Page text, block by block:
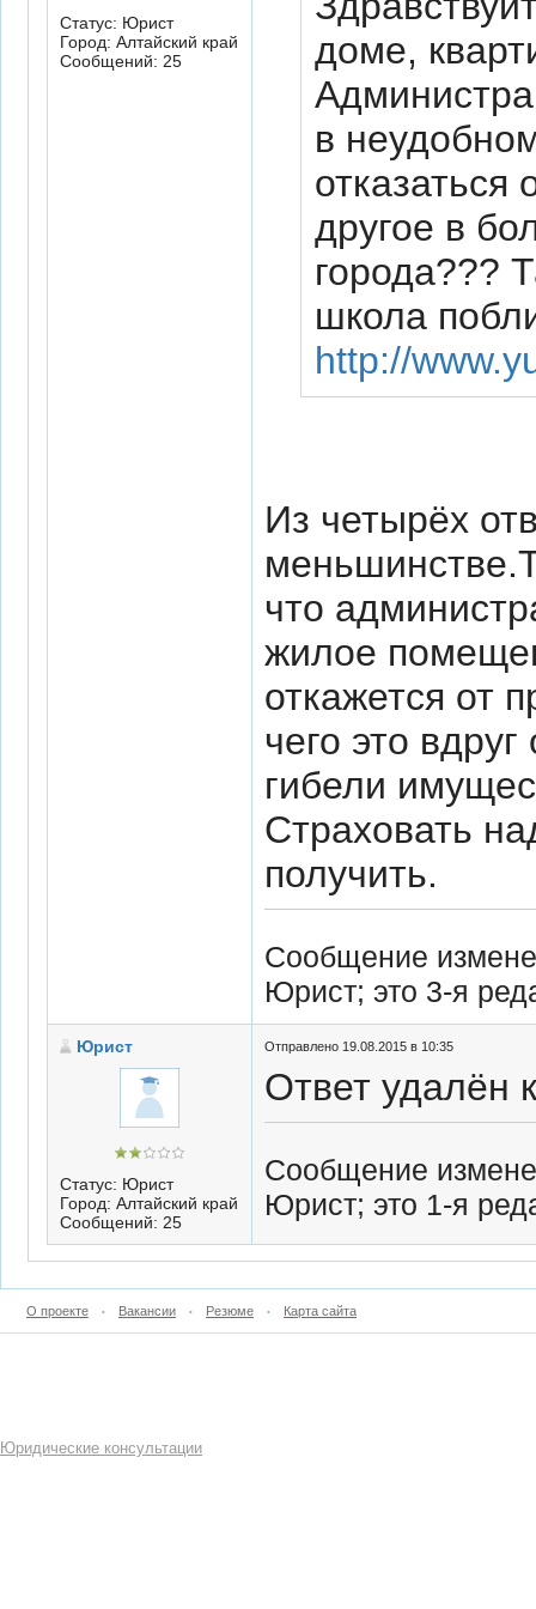
Статус: Юрист
Город: Алтайский край
Сообщений: 25
доме,
в
отказаться
другое в
города???
школа
http://
Из четырёх
что
жилое
откажется от
чего это
гибели
Страховать
получить.
Сообщение
Юрист; это 3-я
Юрист
Статус: Юрист
Город: Алтайский край
Сообщений: 25
Отправлено 19.08.2015 в 10:35
Ответ удалён
Сообщение
Юрист; это 1-я
О проекте • Вакансии • Резюме • Карта сайта
Юридические консультации